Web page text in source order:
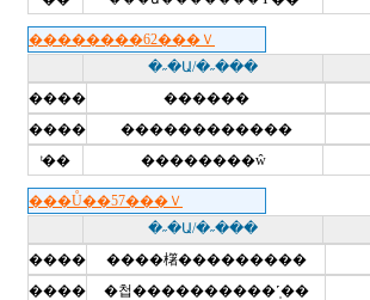
��������62���Ｖ
�˶�Ա/�˶���
����
������
����
������������
ͭ��
��������ŵ
���Ů��57���Ｖ
�˶�Ա/�˶���
����
����櫡���������
����
�첩����������˹̩��